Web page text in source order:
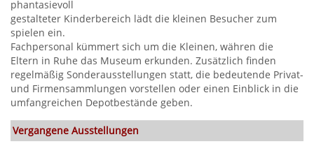
phantasievoll
gestalteter Kinderbereich lädt die kleinen Besucher zum
spielen ein.
Fachpersonal kümmert sich um die Kleinen, währen die
Eltern in Ruhe das Museum erkunden. Zusätzlich finden
regelmäßig Sonderausstellungen statt, die bedeutende Privat-
und Firmensammlungen vorstellen oder einen Einblick in die
umfangreichen Depotbestände geben.
Vergangene Ausstellungen